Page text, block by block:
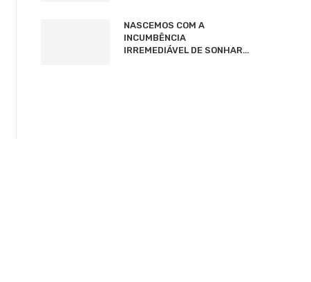
NASCEMOS COM A
INCUMBÊNCIA
IRREMEDIÁVEL DE SONHAR…